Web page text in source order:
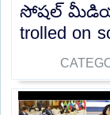
సోషల్ మీడియా
trolled on